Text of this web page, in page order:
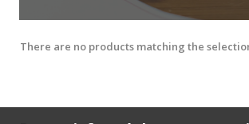
There are no products matching the